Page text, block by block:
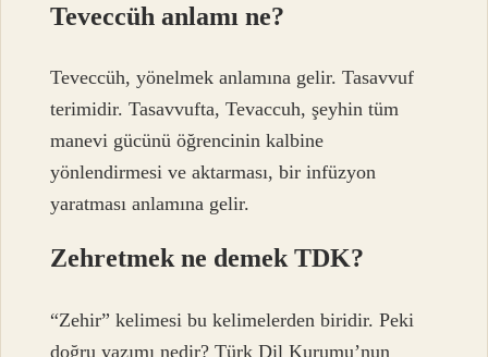
Teveccüh anlamı ne?
Teveccüh, yönelmek anlamına gelir. Tasavvuf
terimidir. Tasavvufta, Tevaccuh, şeyhin tüm
manevi gücünü öğrencinin kalbine
yönlendirmesi ve aktarması, bir infüzyon
yaratması anlamına gelir.
Zehretmek ne demek TDK?
“Zehir” kelimesi bu kelimelerden biridir. Peki
doğru yazımı nedir? Türk Dil Kurumu’nun